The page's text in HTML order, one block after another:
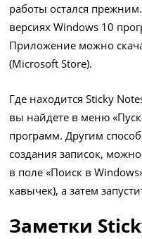
работы остался
версиях Windows 10
Приложение можно
(Microsoft Store).
Где находится Sticky
вы найдете в меню
программ. Другим
создания записок,
в поле «Поиск в
кавычек), а затем
Заметки